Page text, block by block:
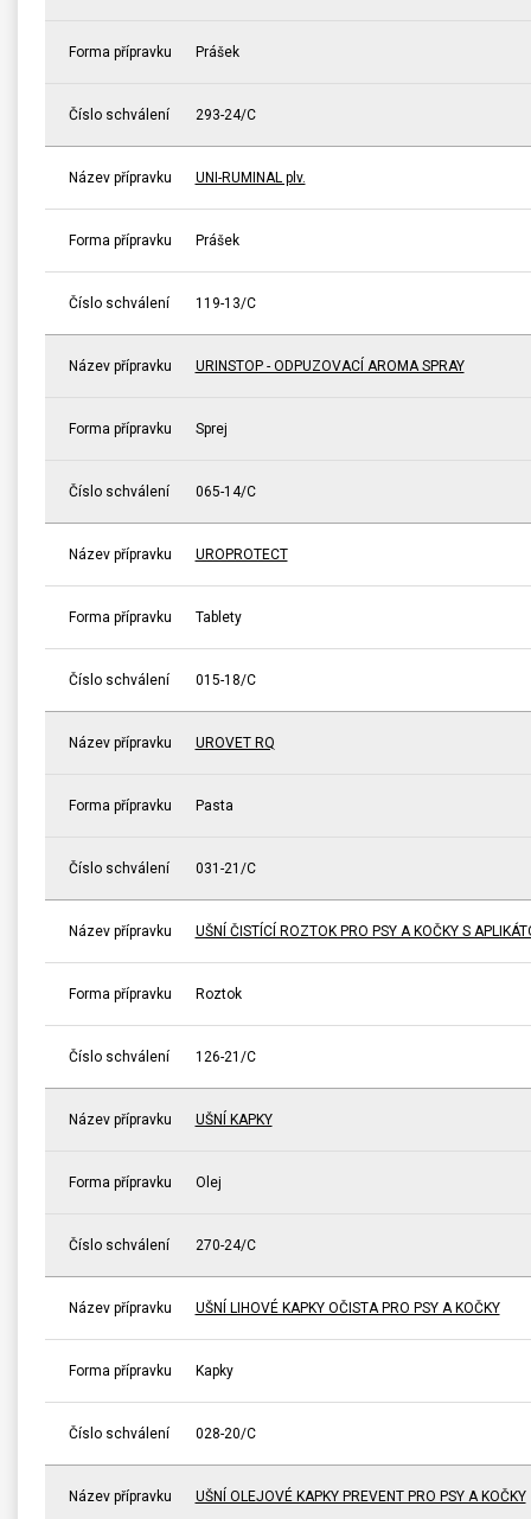
Forma přípravku Prášek
Číslo schválení 293-24/C
Název přípravku UNI-RUMINAL plv.
Forma přípravku Prášek
Číslo schválení 119-13/C
Název přípravku URINSTOP - ODPUZOVACÍ AROMA SPRAY
Forma přípravku Sprej
Číslo schválení 065-14/C
Název přípravku UROPROTECT
Forma přípravku Tablety
Číslo schválení 015-18/C
Název přípravku UROVET RQ
Forma přípravku Pasta
Číslo schválení 031-21/C
Název přípravku UŠNÍ ČISTÍCÍ ROZTOK PRO PSY A KOČKY S
Forma přípravku Roztok
Číslo schválení 126-21/C
Název přípravku UŠNÍ KAPKY
Forma přípravku Olej
Číslo schválení 270-24/C
Název přípravku UŠNÍ LIHOVÉ KAPKY OČISTA PRO PSY A KOČKY
Forma přípravku Kapky
Číslo schválení 028-20/C
Název přípravku UŠNÍ OLEJOVÉ KAPKY PREVENT PRO PSY A KOČKY